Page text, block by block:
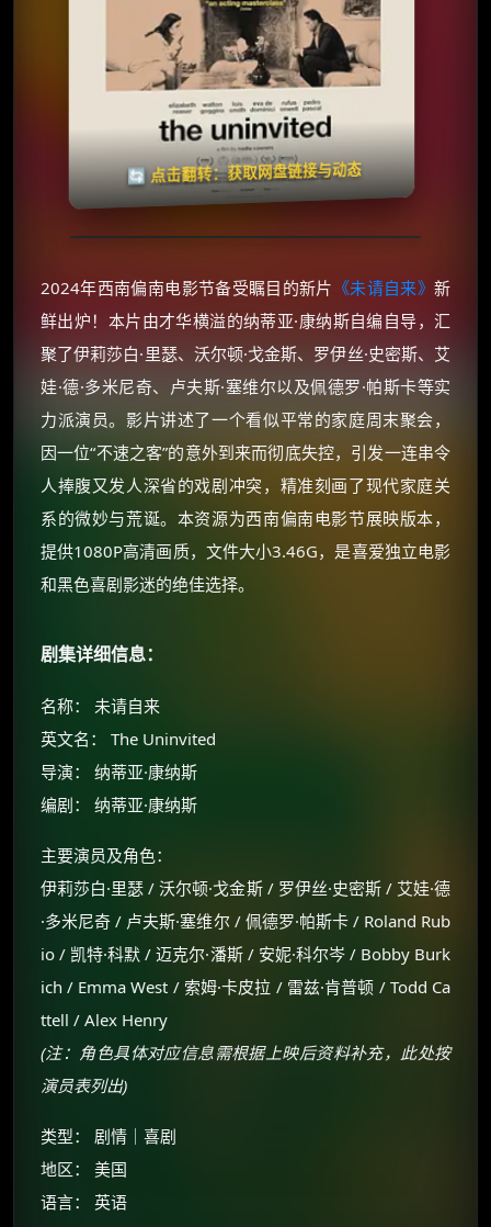
🔄 点击翻转：获取网盘链接与动态
失效请反馈
🧧️
天天领红包
2024年西南偏南电影节备受瞩目的新片 《未请自来》新
鲜出炉！本片由才华横溢的纳蒂亚·康纳斯自编自导，汇
聚了伊莉莎白·里瑟、沃尔顿·戈金斯、罗伊丝·史密斯、艾
娃·德·多米尼奇、卢夫斯·塞维尔以及佩德罗·帕斯卡等实
力派演员。影片讲述了一个看似平常的家庭周末聚会，
因一位“不速之客”的意外到来而彻底失控，引发一连串令
人捧腹又发人深省的戏剧冲突，精准刻画了现代家庭关
系的微妙与荒诞。本资源为西南偏南电影节展映版本，
提供1080P高清画质，文件大小3.46G，是喜爱独立电影
和黑色喜剧影迷的绝佳选择。
剧集详细信息：
名称： 未请自来
英文名： The Uninvited
导演： 纳蒂亚·康纳斯
编剧： 纳蒂亚·康纳斯
主要演员及角色：
伊莉莎白·里瑟 / 沃尔顿·戈金斯 / 罗伊丝·史密斯 / 艾娃·德
·多米尼奇 / 卢夫斯·塞维尔 / 佩德罗·帕斯卡 / Roland Rub
io / 凯特·科默 / 迈克尔·潘斯 / 安妮·科尔岑 / Bobby Burk
ich / Emma West / 索姆·卡皮拉 / 雷兹·肯普顿 / Todd Ca
ttell / Alex Henry
(注：角色具体对应信息需根据上映后资料补充，此处按
演员表列出)
类型： 剧情｜喜剧
地区： 美国
语言： 英语